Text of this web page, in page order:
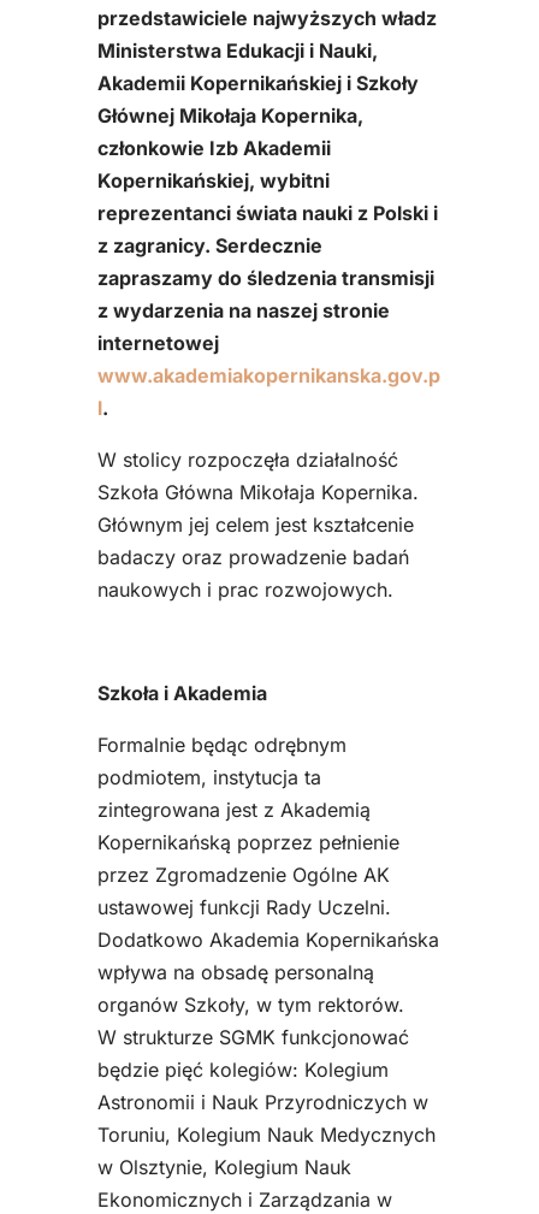
przedstawiciele najwyższych władz
Ministerstwa Edukacji i Nauki,
Akademii Kopernikańskiej i Szkoły
Głównej Mikołaja Kopernika,
członkowie Izb Akademii
Kopernikańskiej, wybitni
reprezentanci świata nauki z Polski i
z zagranicy. Serdecznie
zapraszamy do śledzenia transmisji
z wydarzenia na naszej stronie
internetowej
www.akademiakopernikanska.gov.p
l.
W stolicy rozpoczęła działalność
Szkoła Główna Mikołaja Kopernika.
Głównym jej celem jest kształcenie
badaczy oraz prowadzenie badań
naukowych i prac rozwojowych.
Szkoła i Akademia
Formalnie będąc odrębnym
podmiotem, instytucja ta
zintegrowana jest z Akademią
Kopernikańską poprzez pełnienie
przez Zgromadzenie Ogólne AK
ustawowej funkcji Rady Uczelni.
Dodatkowo Akademia Kopernikańska
wpływa na obsadę personalną
organów Szkoły, w tym rektorów.
W strukturze SGMK funkcjonować
będzie pięć kolegiów: Kolegium
Astronomii i Nauk Przyrodniczych w
Toruniu, Kolegium Nauk Medycznych
w Olsztynie, Kolegium Nauk
Ekonomicznych i Zarządzania w